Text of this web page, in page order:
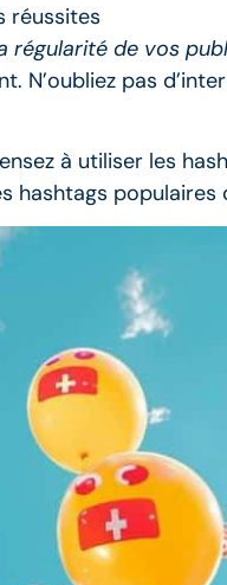
réussites
régularité de vos
N’oubliez pas
à utiliser les
hashtags